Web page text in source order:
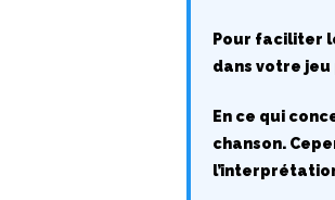
Pour faciliter
dans votre
En ce qui
chanson.